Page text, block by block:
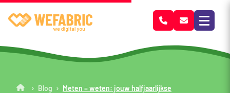
› Blog › Meten = weten: jouw halfjaarlijkse